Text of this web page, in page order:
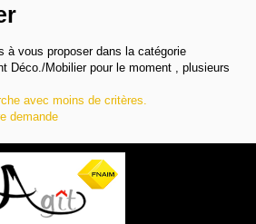
à vous proposer dans la catégorie
Déco./Mobilier pour le moment , plusieurs
avec moins de critères.
demande